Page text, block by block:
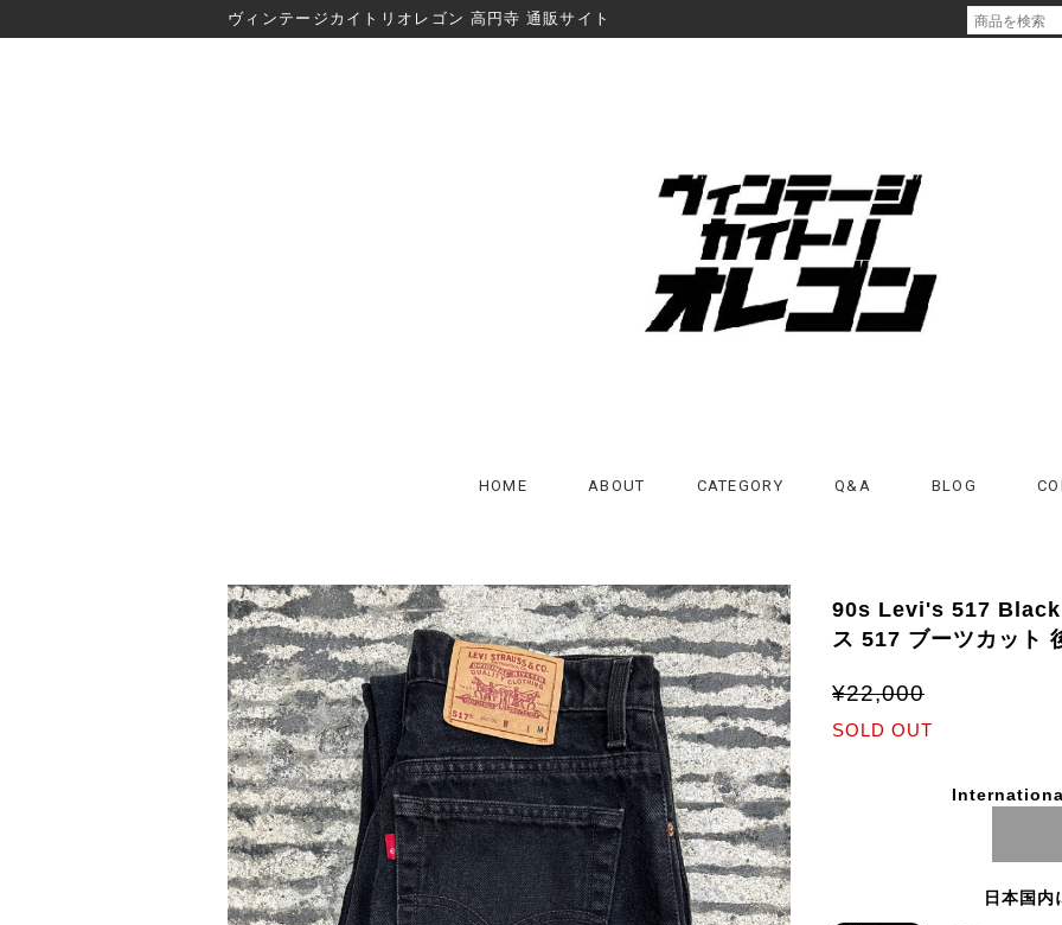
ヴィンテージカイトリオレゴン 高円寺 通販サイト
HOME ABOUT CATEGORY Q&A BLOG
90s Levi's 517 Black
ス 517 ブーツカット
¥22,000
SOLD OUT
日本国内